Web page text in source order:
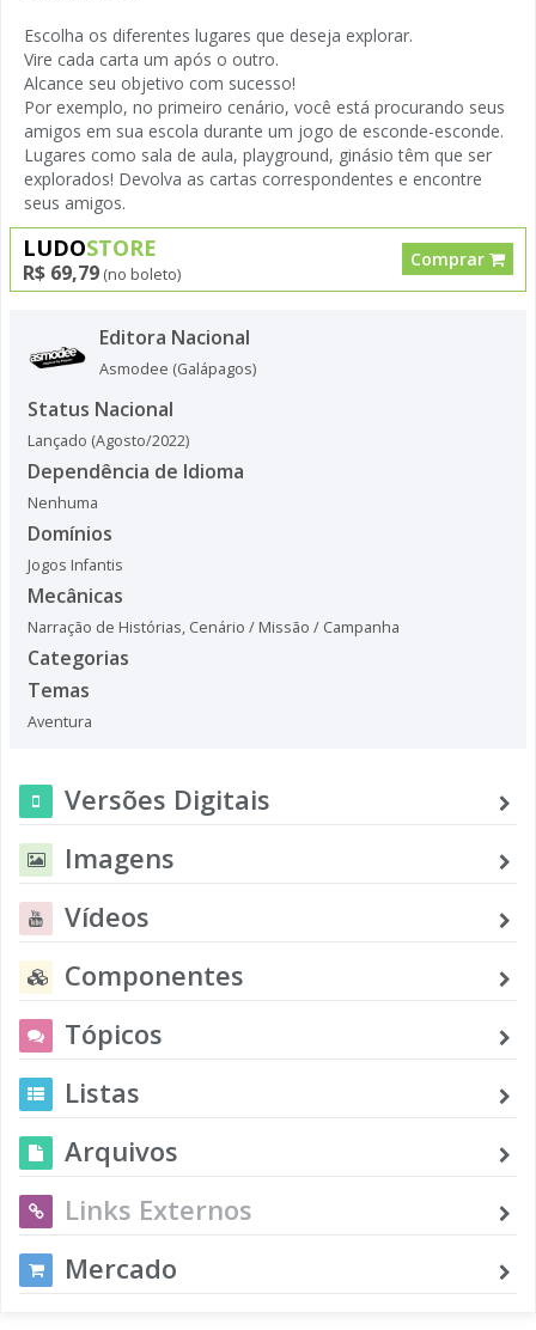
Escolha os diferentes lugares que deseja explorar.
Vire cada carta um após o outro.
Alcance seu objetivo com sucesso!
Por exemplo, no primeiro cenário, você está procurando seus
amigos em sua escola durante um jogo de esconde-esconde.
Lugares como sala de aula, playground, ginásio têm que ser
explorados! Devolva as cartas correspondentes e encontre
seus amigos.
LUDOSTORE
R$ 69,79 (no boleto)
Comprar
Editora Nacional
Asmodee (Galápagos)
Status Nacional
Lançado (Agosto/2022)
Dependência de Idioma
Nenhuma
Domínios
Jogos Infantis
Mecânicas
Narração de Histórias, Cenário / Missão / Campanha
Categorias
Temas
Aventura
Versões Digitais
Imagens
Vídeos
Componentes
Tópicos
Listas
Arquivos
Links Externos
Mercado